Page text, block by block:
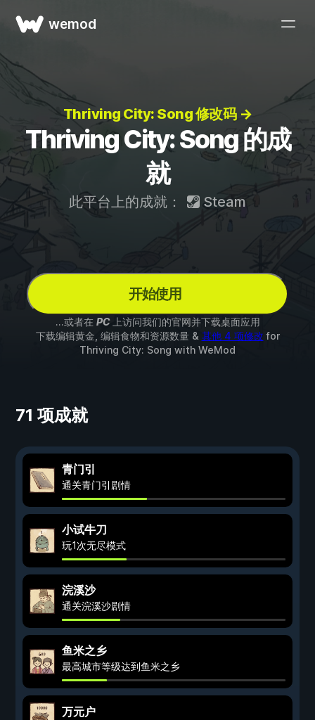
wemod
Thriving City: Song 修改码 →
Thriving City: Song 的成
就
此平台上的成就： Steam
开始使用
...或者在 PC上访问我们的官网并下载桌面应用
下载编辑黄金, 编辑食物和资源数量 & 其他 4 项修改 for
Thriving City: Song with WeMod
71 项成就
青门引
通关青门引剧情
小试牛刀
玩1次无尽模式
浣溪沙
通关浣溪沙剧情
鱼米之乡
最高城市等级达到鱼米之乡
万元户